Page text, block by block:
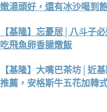
嫩湯頭好，還有冰沙喝到
【基隆】忘憂居│八斗子
吃飛魚卵香腸燉飯
【基隆】大嘴巴茶坊│近
推薦，安格斯牛五花加韓